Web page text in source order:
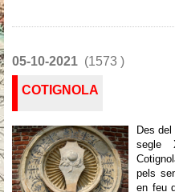
05-10-2021 (1573 )
COTIGNOLA
Des
segle
pels
en feu